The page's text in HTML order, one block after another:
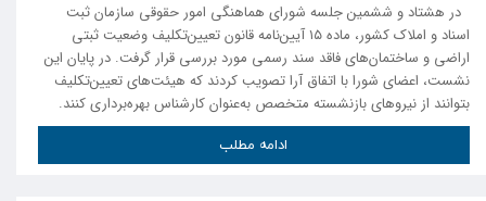
در هشتاد و ششمین جلسه شورای هماهنگی امور حقوقی سازمان ثبت
اسناد و املاک کشور، ماده ۱۵ آیین‌نامه قانون تعیین‌تکلیف وضعیت ثبتی
اراضی و ساختمان‌های فاقد سند رسمی مورد بررسی قرار گرفت. در پایان این
نشست، اعضای شورا با اتفاق آرا تصویب کردند که هیئت‌های تعیین‌تکلیف
بتوانند از نیروهای بازنشسته متخصص به‌عنوان کارشناس بهره‌برداری کنند.
ادامه مطلب